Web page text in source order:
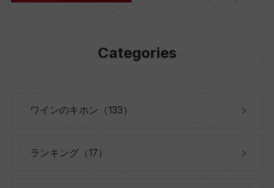
Categories
ワインのキホン（133）
ランキング（17）